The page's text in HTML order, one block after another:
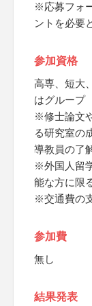
※応募フォ
ントを必要
参加資格
高専、短大
はグループ
※修士論文
る研究室の
導教員の了
※外国人留
能な方に限
※交通費の
参加費
無し
結果発表